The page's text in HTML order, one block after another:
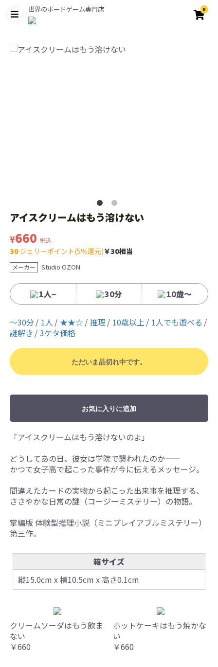
世界のボードゲーム専門店 0
アイスクリームはもう溶けない
¥660 税込
30 ジェリーポイント(5％還元)￥30相当
メーカー Studio OZON
1人~ 30分 10歳〜
〜30分 1人 ★★☆ 推理 10歳以上
1人でも遊べる
謎解き
3ケタ価格
ただいま品切れ中です。
お気に入りに追加
「アイスクリームはもう溶けないのよ」
どうしてあの日、彼女は学院で襲われたのか――
かつて女子高で起こった事件が今に伝えるメッセージ。
間違えたカードの実物から起こった出来事を推理する、
ささやかな日常の謎（コージーミステリー）の物語。
掌編版 体験型推理小説（ミニプレイアブルミステリー）
第三作。
箱サイズ
縦15.0cm x 横10.5cm x 高さ0.1cm
クリームソーダはもう飲ま
ない
￥660
ホットケーキはもう焼かな
い
￥660